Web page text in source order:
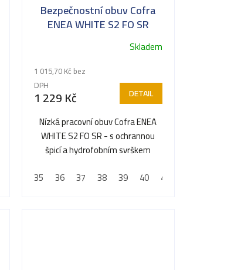
43 44 45 46 47 48
Bezpečnostní obuv Cofra
ENEA WHITE S2 FO SR
Skladem
1 015,70 Kč bez
DPH
1 229 Kč DETAIL
Nízká pracovní obuv Cofra ENEA
WHITE S2 FO SR - s ochrannou
špicí a hydrofobním svrškem
35
36 37 38 39 40 41